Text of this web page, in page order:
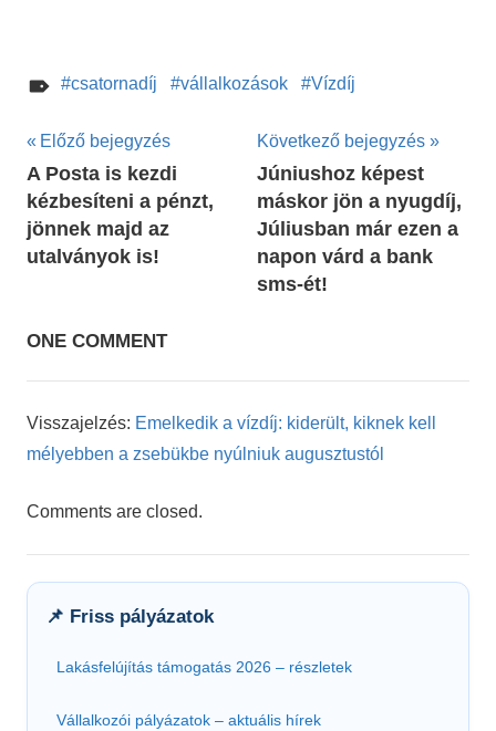
csatornadíj vállalkozások Vízdíj
Bejegyzés
navigáció
Előző bejegyzés
A Posta is kezdi
kézbesíteni a pénzt,
jönnek majd az
utalványok is!
Következő bejegyzés
Júniushoz képest
máskor jön a nyugdíj,
Júliusban már ezen a
napon várd a bank
sms-ét!
ONE COMMENT
Visszajelzés: Emelkedik a vízdíj: kiderült, kiknek kell
mélyebben a zsebükbe nyúlniuk augusztustól
Comments are closed.
📌 Friss pályázatok
Lakásfelújítás támogatás 2026 – részletek
Vállalkozói pályázatok – aktuális hírek